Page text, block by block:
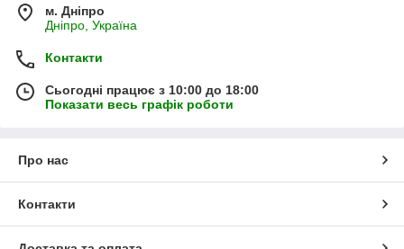
м. Дніпро
Дніпро, Україна
Контакти
Сьогодні працює з 10:00 до 18:00
Показати весь графік роботи
Про нас
Контакти